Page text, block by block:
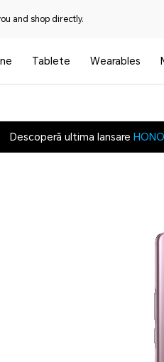
and shop directly.
Tablete Wearables
Descoperă ultima lansare